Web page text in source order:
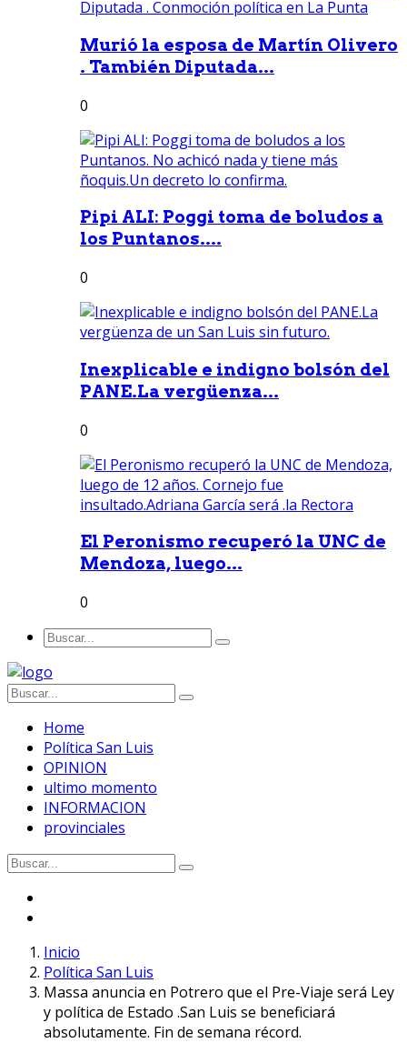
Murió la esposa de Martín Olivero
. También Diputada...
0
Pipi ALI: Poggi toma de boludos a
los Puntanos....
0
Inexplicable e indigno bolsón del
PANE.La vergüenza...
0
El Peronismo recuperó la UNC de
Mendoza, luego...
0
Home
Política San Luis
OPINION
ultimo momento
INFORMACION
provinciales
Inicio
Política San Luis
Massa anuncia en Potrero que el Pre-Viaje será Ley
y política de Estado .San Luis se beneficiará
absolutamente. Fin de semana récord.